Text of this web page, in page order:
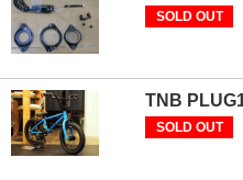
SOLD OUT
TNB
SOLD OUT